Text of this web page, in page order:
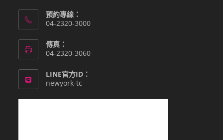
預約專線：
04-2320-3000
傳真：
04-2320-3060
LINE官方ID：
newyork-tc